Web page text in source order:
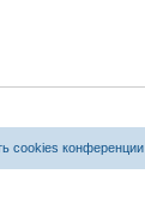
cookies конференции